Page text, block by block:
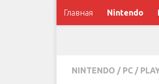
Главная Nintendo
NINTENDO / PC /